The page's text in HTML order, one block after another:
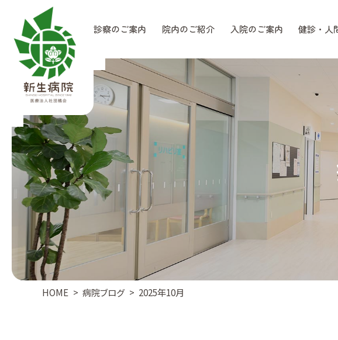
当院について 外来診察のご案内 院内のご紹介 入院のご案内 健診・人
HOME 病院ブログ 2025年10月